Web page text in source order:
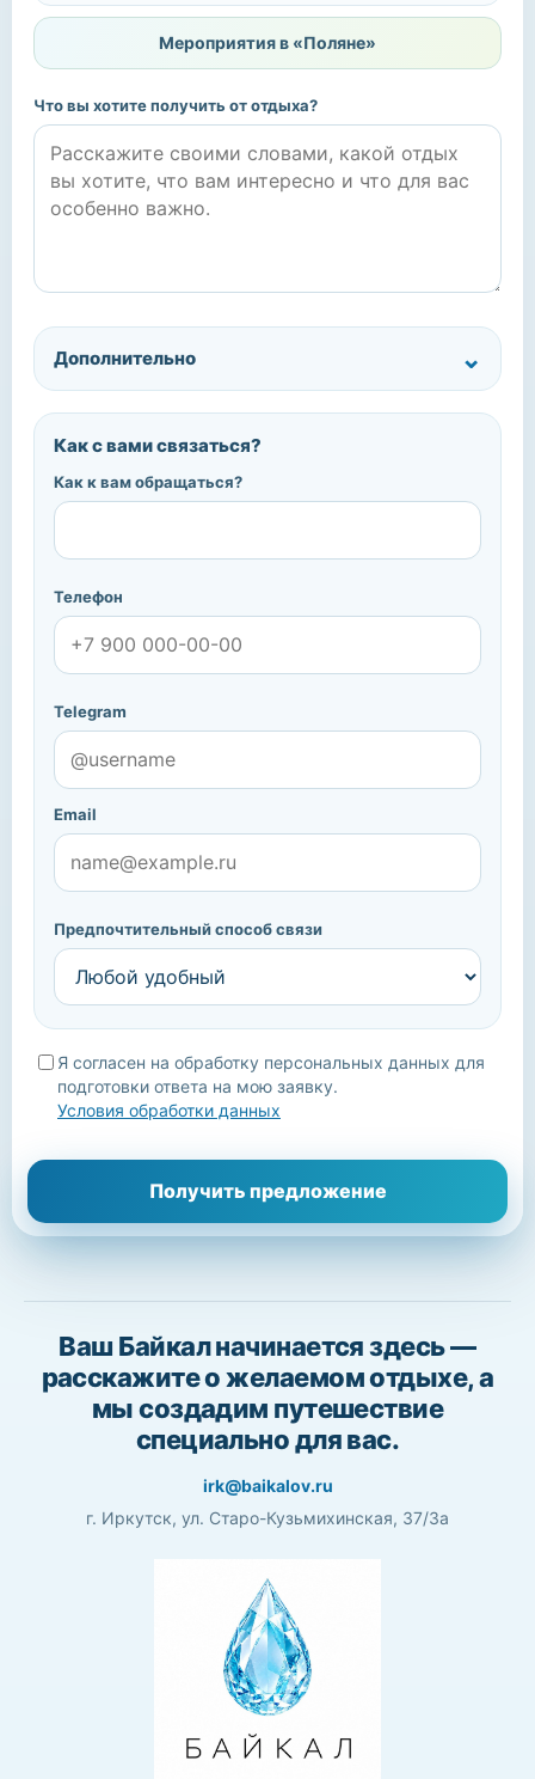
Мероприятия в «Поляне»
Что вы хотите получить от отдыха?
Дополнительно
Как с вами связаться?
Как к вам обращаться?
Телефон
Telegram
Email
Предпочтительный способ связи
Я согласен на обработку персональных данных для
подготовки ответа на мою заявку.
Условия обработки данных
Получить предложение
свяжемся с вами.
Ваш Байкал начинается здесь —
расскажите о желаемом отдыхе, а
мы создадим путешествие
специально для вас.
irk@baikalov.ru
г. Иркутск, ул. Старо-Кузьмихинская, 37/3а